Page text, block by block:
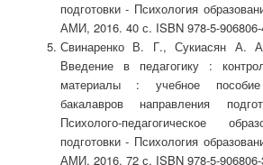
подготовки - Психология
АМИ, 2016. 40 с. ISBN 978-5-906806-
Свинаренко В. Г., Сукиасян А.
Введение в педагогику :
материалы : учебное
бакалавров направления
Психолого-педагогическое
подготовки - Психология
АМИ, 2016. 72 с. ISBN 978-5-906806-